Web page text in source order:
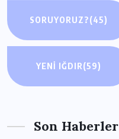
SORUYORUZ?(45)
YENI IĞDIR(59)
Son Haberler